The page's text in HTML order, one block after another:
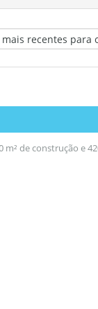
de construção e